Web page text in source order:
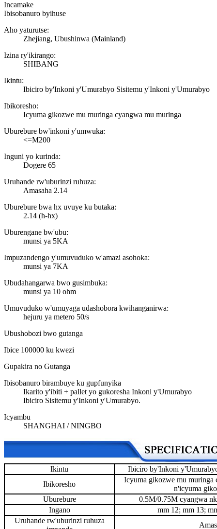
Incamake
Ibisobanuro byihuse
Aho yaturutse:
Zhejiang, Ubushinwa (Mainland)
Izina ry'ikirango:
SHIBANG
Ikintu:
Ibiciro by'Inkoni y'Umurabyo Sisitemu y'Inkoni y'Umurabyo
Ibikoresho:
Icyuma gikozwe mu muringa cyangwa mu muringa
Uburebure bw'inkoni y'umwuka:
<=M200
Inguni yo kurinda:
Dogere 65
Uruhande rw'uburinzi ruhuza:
Amasaha 2.14
Uburebure bwa hx uvuye ku butaka:
2.14 (h-hx)
Uburengane bw'ubu:
munsi ya 5KA
Impuzandengo y'umuvuduko w'amazi asohoka:
munsi ya 7KA
Ubudahangarwa bwo gusimbuka:
munsi ya 10 ohm
Umuvuduko w'umuyaga udashobora kwihanganirwa:
hejuru ya metero 50/s
Ubushobozi bwo gutanga
Ibice 100000 ku kwezi
Gupakira no Gutanga
Ibisobanuro birambuye ku gupfunyika
Ikarito y'ibiti + pallet yo gukoresha Inkoni y'Umurabyo
Ibiciro Sisitemu y'Inkoni y'Umurabyo.
Icyambu
SHANGHAI / NINGBO
Ikintu
Ibiciro by'Inkoni
Ibikoresho
Icyuma gikozwe mu
n'icyuma
Uburebure
0.5M/0.75M cyangwa
Ingano
mm 12; mm 13;
Uruhande rw'uburinzi ruhuza